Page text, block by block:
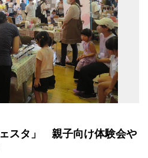
スタ」 親子向け体験会や